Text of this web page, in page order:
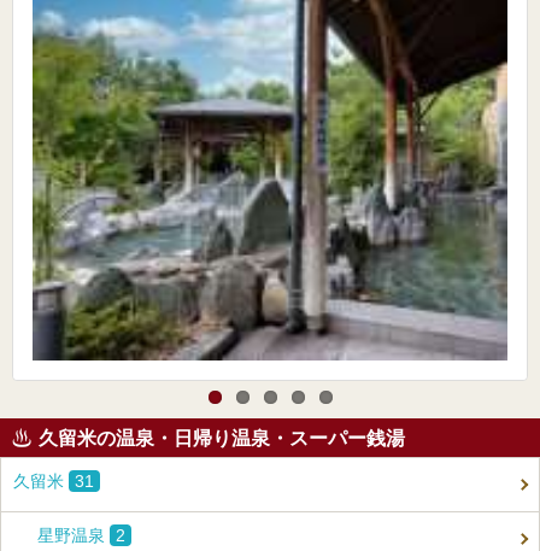
久留米の温泉・日帰り温泉・スーパー銭湯
久留米 31
星野温泉 2